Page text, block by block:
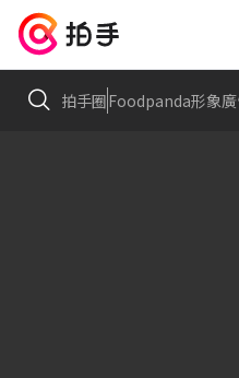
拍手圈Foodpanda形象